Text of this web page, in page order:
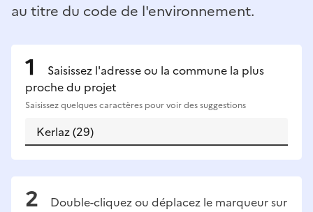
au titre du code de l'environnement.
Saisissez l'adresse ou la commune la plus
proche du projet
Saisissez quelques caractères pour voir des suggestions
Double-cliquez ou déplacez le marqueur sur